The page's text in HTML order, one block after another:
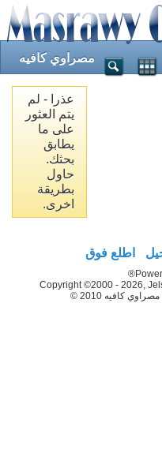
مصراوي كافيه
عذرا - لم
يتم العثور
على ما
يطابق
بحثك.
حاول
بطريقة
اخرى.
اطلع فوق
Copyright ©2000 - 2026,
كافيه 2010 ©